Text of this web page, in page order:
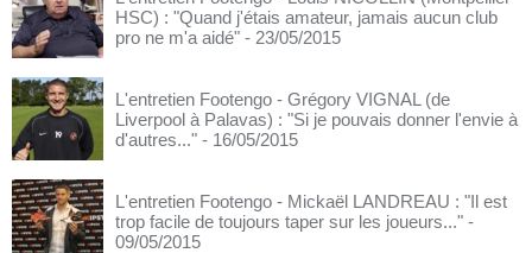
HSC) : "Quand j'étais amateur, jamais aucun club
pro ne m'a aidé" - 23/05/2015
L'entretien Footengo - Grégory VIGNAL (de
Liverpool à Palavas) : "Si je pouvais donner l'envie à
d'autres..." - 16/05/2015
L'entretien Footengo - Mickaël LANDREAU : "Il est
trop facile de toujours taper sur les joueurs..." -
09/05/2015